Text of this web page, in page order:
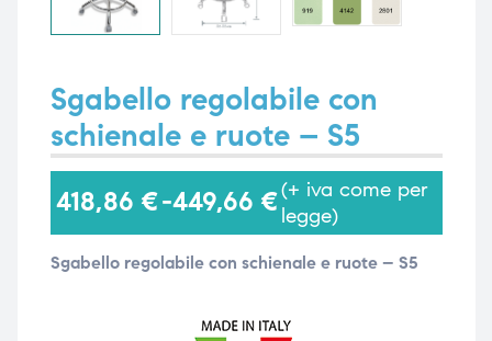
Sgabello regolabile con
schienale e ruote – S5
418,86 €-449,66 €(+ iva come per
legge)
Sgabello regolabile con schienale e ruote – S5